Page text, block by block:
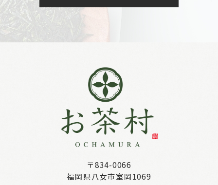
〒834-0066
福岡県八女市室岡1069